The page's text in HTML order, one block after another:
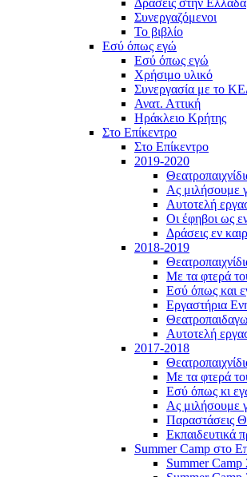
Δράσεις στην Ελλάδα
Συνεργαζόμενοι
To βιβλίο
Εσύ όπως εγώ
Εσύ όπως εγώ
Χρήσιμο υλικό
Συνεργασία με το
Ανατ. Αττική
Ηράκλειο Κρήτης
Στο Επίκεντρο
Στο Επίκεντρο
2019-2020
Ας μιλήσουμε
Αυτοτελή
Οι έφηβοι ως
Δράσεις εν
2018-2019
Με τα φτερά
Εσύ όπως και
Εργαστήρια
Αυτοτελή
2017-2018
Με τα φτερά
Εσύ όπως κι
Ας μιλήσουμε
Παραστάσεις
Εκπαιδευτικά
Summer Camp στο
Summer Camp